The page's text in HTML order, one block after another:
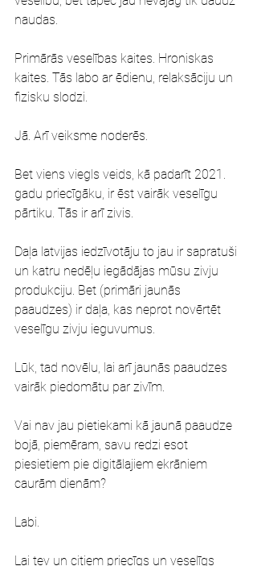
naudas.
Primārās veselības kaites. Hroniskas
kaites. Tās labo ar ēdienu, relaksāciju un
fizisku slodzi.
Jā. Arī veiksme noderēs.
Bet viens viegls veids, kā padarīt 2021.
gadu priecīgāku, ir ēst vairāk veselīgu
pārtiku. Tās ir arī zivis.
Daļa latvijas iedzīvotāju to jau ir sapratuši
un katru nedēļu iegādājas mūsu zivju
produkciju. Bet (primāri jaunās
paaudzes) ir daļa, kas neprot novērtēt
veselīgu zivju ieguvumus.
Lūk, tad novēlu, lai arī jaunās paaudzes
vairāk piedomātu par zivīm.
Vai nav jau pietiekami kā jaunā paaudze
bojā, piemēram, savu redzi esot
piesietiem pie digitālajiem ekrāniem
caurām dienām?
Labi.
Lai tev un citiem priecīgs un veselīgs